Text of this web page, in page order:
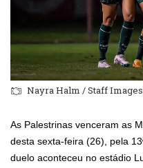
Nayra Halm / Staff Images
As Palestrinas venceram as
desta sexta-feira (26), pela
duelo aconteceu no estádio